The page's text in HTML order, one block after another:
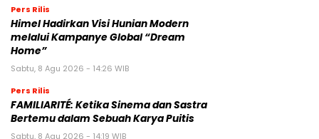
Pers Rilis
Himel Hadirkan Visi Hunian Modern
melalui Kampanye Global “Dream
Home”
Sabtu, 8 Agu 2026 - 14:26 WIB
Pers Rilis
FAMILIARITÉ: Ketika Sinema dan Sastra
Bertemu dalam Sebuah Karya Puitis
Sabtu, 8 Agu 2026 - 14:19 WIB